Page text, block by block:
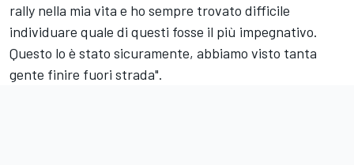
rally nella mia vita e ho sempre trovato difficile
individuare quale di questi fosse il più impegnativo.
Questo lo è stato sicuramente, abbiamo visto tanta
gente finire fuori strada".